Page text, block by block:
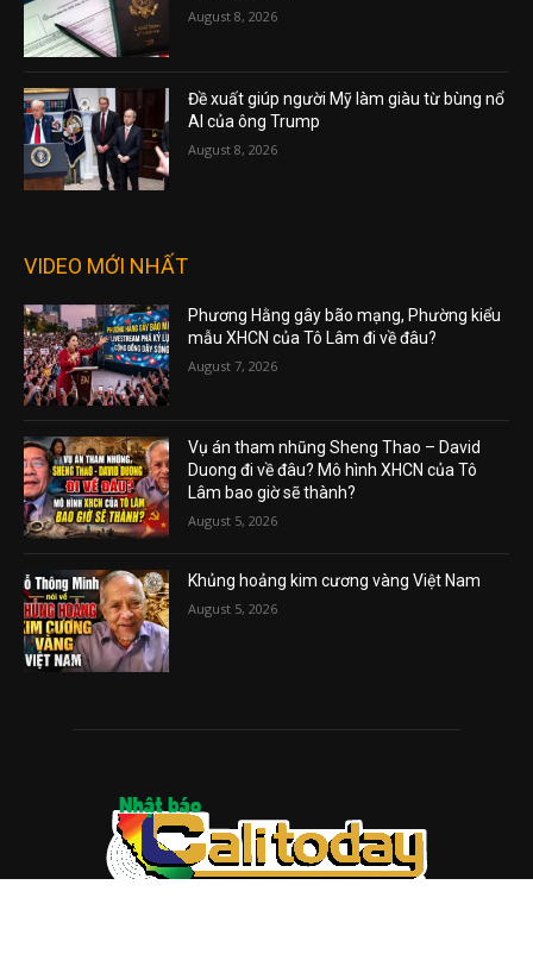
August 8, 2026
Đề xuất giúp người Mỹ làm giàu từ bùng nổ
AI của ông Trump
August 8, 2026
VIDEO MỚI NHẤT
Phương Hằng gây bão mạng, Phường kiểu
mẫu XHCN của Tô Lâm đi về đâu?
August 7, 2026
Vụ án tham nhũng Sheng Thao – David
Duong đi về đâu? Mô hình XHCN của Tô
Lâm bao giờ sẽ thành?
August 5, 2026
Khủng hoảng kim cương vàng Việt Nam
August 5, 2026